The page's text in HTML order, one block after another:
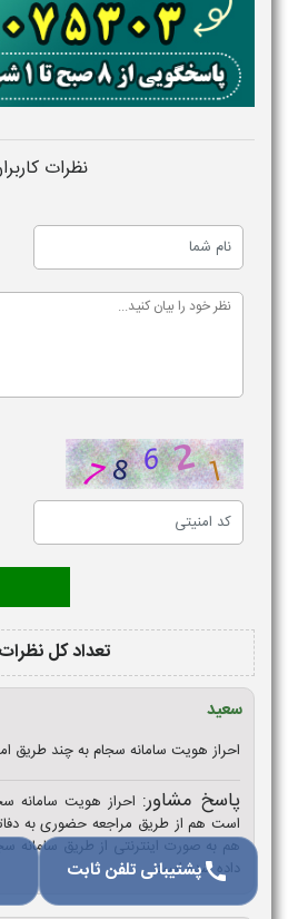
نظرات
تعداد کل نظرات:
سعید
احراز هویت سامانه سجام به چند طریق
پاسخ مشاور: احراز هویت سامانه
است هم از طریق مراجعه حضوری به
هم به صورت اینترنتی از طریق سامانه
داده شده است.
callپشتیبانی تلفن ثابت